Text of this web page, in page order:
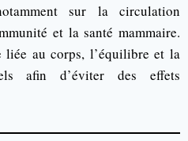
sur la circulation
et la santé mammaire.
liée au corps, l’équilibre et la
afin d’éviter des effets